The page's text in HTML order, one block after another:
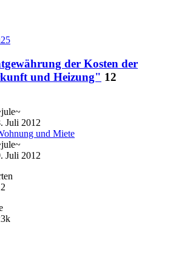
der Kosten der
und Heizung" 12
Juli 2012
und Miete
Juli 2012